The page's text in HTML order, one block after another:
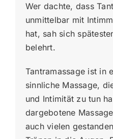
Wer dachte, dass
unmittelbar mit
hat, sah sich
belehrt.
Tantramassage ist in
sinnliche Massage,
und Intimität zu tun
dargebotene
auch vielen